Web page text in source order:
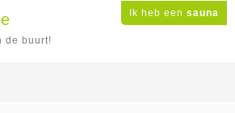
Ik heb een sauna
de buurt!